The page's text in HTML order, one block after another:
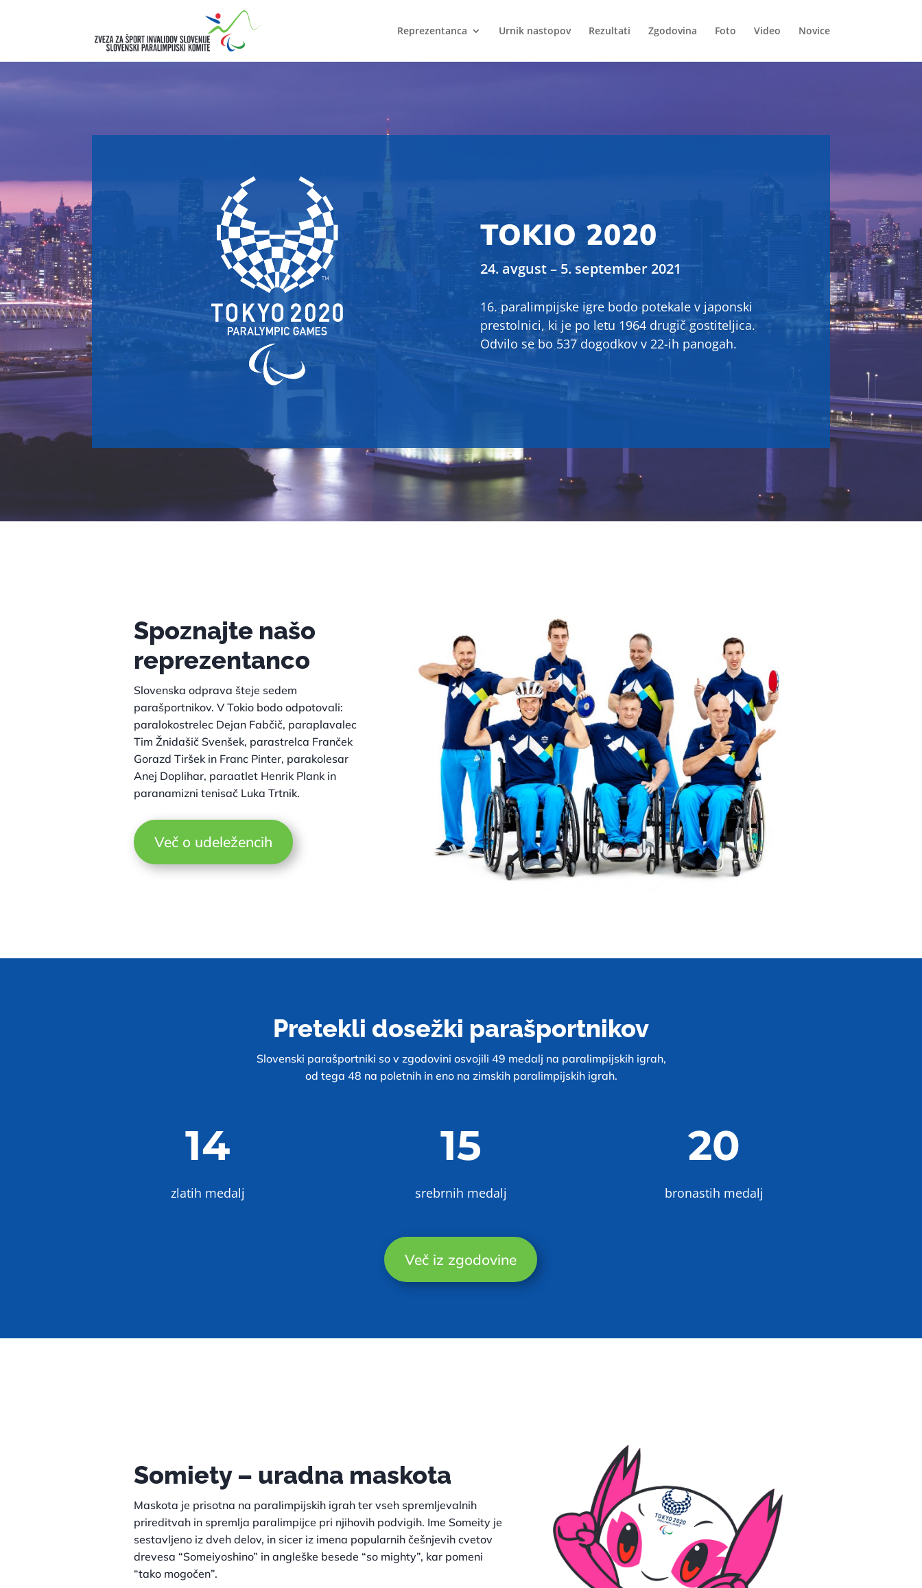
Reprezentanca Urnik nastopov Rezultati Zgodovina Foto Video Novice
TOKIO 2020
24. avgust – 5. september 2021
16. paralimpijske igre bodo potekale v japonski
prestolnici, ki je po letu 1964 drugič gostiteljica.
Odvilo se bo 537 dogodkov v 22-ih panogah.
Spoznajte našo
reprezentanco
Slovenska odprava šteje sedem
parašportnikov. V Tokio bodo odpotovali:
paralokostrelec Dejan Fabčič, paraplavalec
Tim Žnidašič Svenšek, parastrelca Franček
Gorazd Tiršek in Franc Pinter, parakolesar
Anej Doplihar, paraatlet Henrik Plank in
paranamizni tenisač Luka Trtnik.
Več o udeležencih
Pretekli dosežki parašportnikov
Slovenski parašportniki so v zgodovini osvojili 49 medalj na paralimpijskih igrah,
od tega 48 na poletnih in eno na zimskih paralimpijskih igrah.
14
zlatih medalj
15
srebrnih medalj
Več iz zgodovine
20
bronastih medalj
Somiety – uradna maskota
Maskota je prisotna na paralimpijskih igrah ter vseh spremljevalnih
prireditvah in spremlja paralimpijce pri njihovih podvigih. Ime Someity je
sestavljeno iz dveh delov, in sicer iz imena popularnih češnjevih cvetov
drevesa “Someiyoshino” in angleške besede “so mighty”, kar pomeni
“tako mogočen”.